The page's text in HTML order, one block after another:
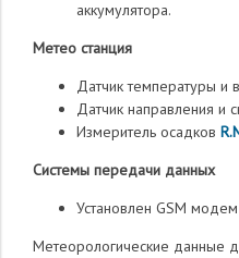
аккумулятора.
Метео станция
Датчик температуры и
Датчик направления и
Измеритель осадков
Системы передачи данных
Установлен GSM модем
Метеорологические данные